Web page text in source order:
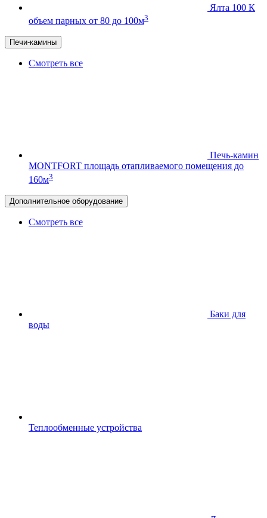
Ялта 100 К
объем парных от 80 до 100м3
Печи-камины
Смотреть все
Печь-камин
MONTFORT площадь отапливаемого помещения до
160м3
Дополнительное оборудование
Смотреть все
Баки для
воды
Теплообменные устройства